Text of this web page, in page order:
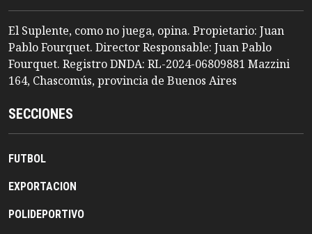
El Suplente, como no juega, opina. Propietario: Juan
Pablo Fourquet. Director Responsable: Juan Pablo
Fourquet. Registro DNDA: RL-2024-06809881 Mazzini
164, Chascomús, provincia de Buenos Aires
SECCIONES
FUTBOL
EXPORTACION
POLIDEPORTIVO